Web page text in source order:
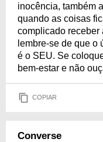
inocência, também
quando as coisas
complicado receber
lembre-se de que o
é o SEU. Se
bem-estar e não
COPIAR
Converse